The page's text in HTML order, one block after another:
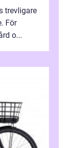
trevligare
För
o...